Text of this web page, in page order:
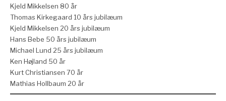
Kjeld Mikkelsen 80 år
Thomas Kirkegaard 10 års jubilæum
Kjeld Mikkelsen 20 års jubilæum
Hans Bebe 50 års jubilæum
Michael Lund 25 års jubilæum
Ken Højland 50 år
Kurt Christiansen 70 år
Mathias Hollbaum 20 år